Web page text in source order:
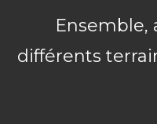
Ensemble,
différents